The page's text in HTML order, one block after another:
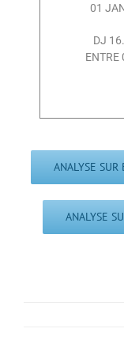
01
DJ
ENTRE
ANALYSE
ANALYSE